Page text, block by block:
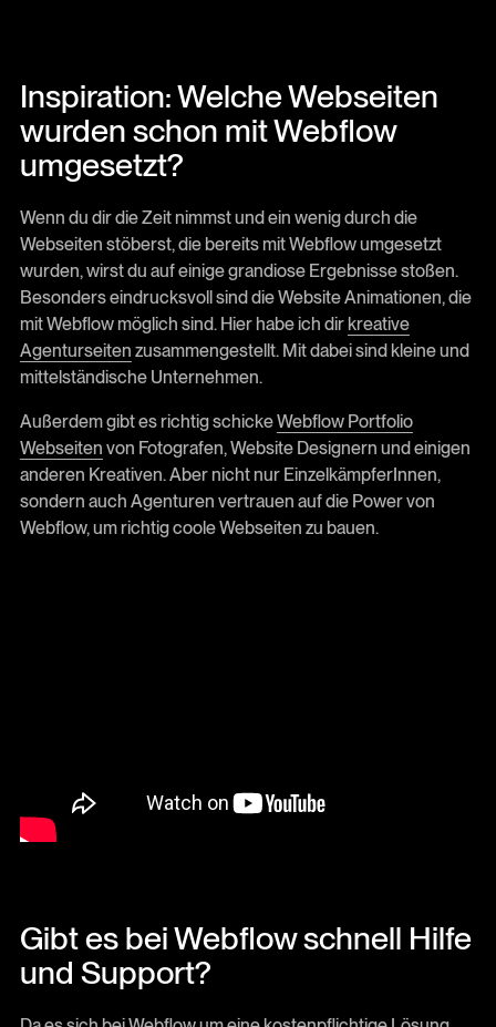
Inspiration: Welche Webseiten
wurden schon mit Webflow
umgesetzt?
Wenn du dir die Zeit nimmst und ein wenig durch die
Webseiten stöberst, die bereits mit Webflow umgesetzt
wurden, wirst du auf einige grandiose Ergebnisse stoßen.
Besonders eindrucksvoll sind die Website Animationen, die
mit Webflow möglich sind. Hier habe ich dir kreative
Agenturseiten zusammengestellt. Mit dabei sind kleine und
mittelständische Unternehmen.
Außerdem gibt es richtig schickeWebflow Portfolio
Webseiten von Fotografen, Website Designern und einigen
anderen Kreativen. Aber nicht nur EinzelkämpferInnen,
sondern auch Agenturen vertrauen auf die Power von
Webflow, um richtig coole Webseiten zu bauen.
Gibt es bei Webflow schnell Hilfe
und Support?